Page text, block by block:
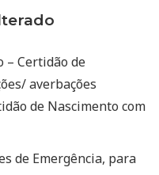
– Certidão de
averbações
de Nascimento com
de Emergência, para